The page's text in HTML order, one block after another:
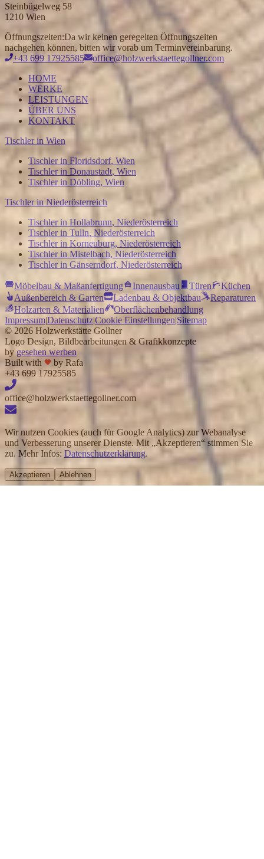
Steinbügelweg 58
1210 Wien
Öffnungszeiten:Da wir keinen geregelten Öffnungszeiten
nachgehen können, bitten wir vorab um Terminvereinbarung.
+43 699 17925585
office@holzwerkstaettegollner.com
HOME
WERKE
LEISTUNGEN
ÜBER UNS
KONTAKT
Tischler in Wien
Tischler in Floridsdorf, Wien
Tischler in Donaustadt, Wien
Tischler in Döbling, Wien
Tischler in Niederösterreich
Tischler in Hollabrunn, Niederösterreich
Tischler in Tulln, Niederösterreich
Tischler in Korneuburg, Niederösterreich
Tischler in Mistelbach, Niederösterreich
Tischler in Gänserndorf, Niederösterreich
Möbelbau & Maßanfertigung Innenausbau Türen
Küchen
Außenbereich & Garten
Ladenbau & Objektbau
Reparaturen
Holzarten & Materialien
Oberflächenbehandlung
Impressum|Datenschutz|Cookie Einstellungen|Sitemap
© 2026 Holzwerkstätte Gollner
Logo Design, Bildbearbeitungen & Grafikkonzepte
by gesehen werben
Built with
by Rafa
+43 699 17925585
office@holzwerkstaettegollner.com
Wir nutzen Cookies (auch für Google Analytics) zur Webanalyse
und Verbesserung unserer Dienste. Mit „Akzeptieren“ stimmen Sie
zu. Mehr Infos: Datenschutzerklärung.
Akzeptieren Ablehnen